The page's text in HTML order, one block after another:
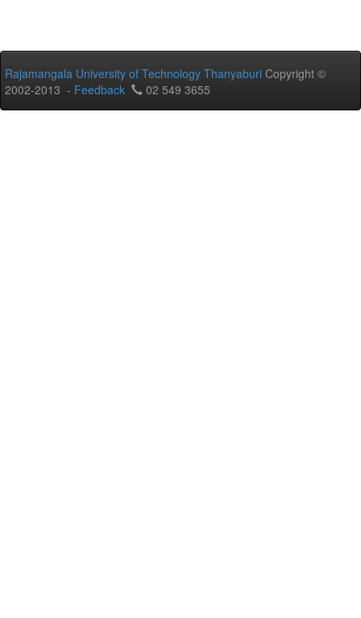
Rajamangala University of Technology Thanyaburi Copyright ©
2002-2013 - Feedback 02 549 3655